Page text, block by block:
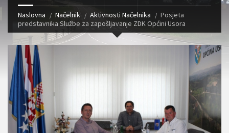
Naslovna Načelnik Aktivnosti Načelnika
Posjeta
predstavnika Službe za zapošljavanje ZDK Općini Usora